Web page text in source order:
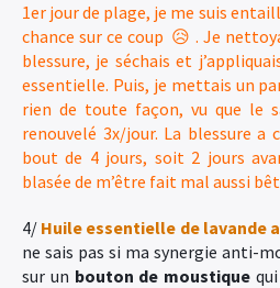
1er jour de plage, je me suis
chance sur ce coup 😥 . Je
blessure, je séchais et
essentielle. Puis, je mettais un
rien de toute façon, vu que le
renouvelé 3x/jour. La blessure a
bout de 4 jours, soit 2 jours
blasée de m’être fait mal aussi
4/ Huile essentielle de lavande
ne sais pas si ma synergie anti-
sur un bouton de moustique